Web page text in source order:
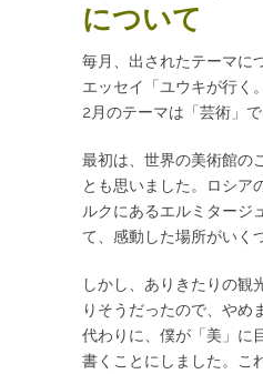
について
毎月、出されたテーマに
エッセイ「ユウキが行く
2月のテーマは「芸術」で
最初は、世界の美術館の
とも思いました。ロシア
ルクにあるエルミタージ
て、感動した場所がいく
しかし、ありきたりの観
りそうだったので、やめ
代わりに、僕が「美」に
書くことにしました。こ